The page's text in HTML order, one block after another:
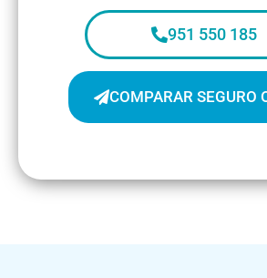
951 550 185
COMPARAR SEGURO